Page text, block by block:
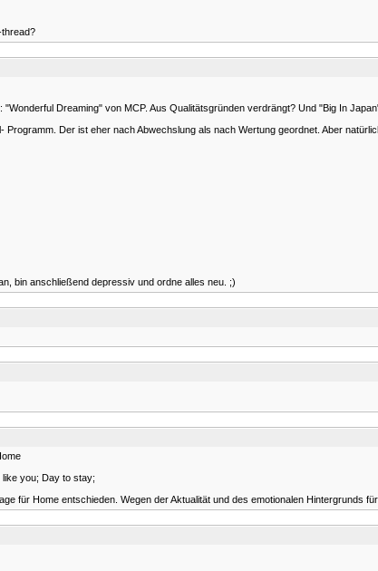
Dreaming" von MCP. Aus Qualitätsgründen verdrängt? Und "Big In
Programm. Der ist eher nach Abwechslung als nach Wertung geordnet. Aber
bin anschließend depressiv und ordne alles neu. ;)
like you; Day to stay;
für Home entschieden. Wegen der Aktualität und des emotionalen Hintergrunds